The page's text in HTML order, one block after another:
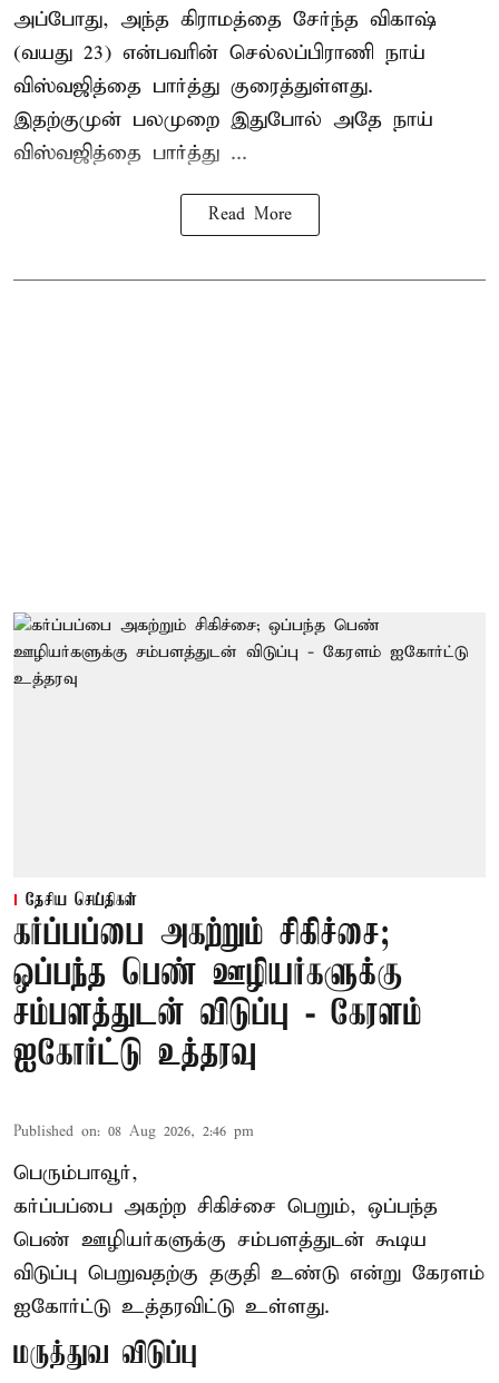
அப்போது, அந்த கிராமத்தை சேர்ந்த விகாஷ்
(வயது 23) என்பவரின் செல்லப்பிராணி நாய்
விஸ்வஜித்தை பார்த்து குரைத்துள்ளது.
இதற்குமுன் பலமுறை இதுபோல் அதே நாய்
விஸ்வஜித்தை பார்த்து ...
Read More
தேசிய செய்திகள்
கர்ப்பப்பை அகற்றும் சிகிச்சை;
ஒப்பந்த பெண் ஊழியர்களுக்கு
சம்பளத்துடன் விடுப்பு - கேரளம்
ஐகோர்ட்டு உத்தரவு
Published on: 08 Aug 2026, 2:46 pm
பெரும்பாவூர்,
கர்ப்பப்பை அகற்ற சிகிச்சை பெறும், ஒப்பந்த
பெண் ஊழியர்களுக்கு சம்பளத்துடன் கூடிய
விடுப்பு பெறுவதற்கு தகுதி உண்டு என்று கேரளம்
ஐகோர்ட்டு உத்தரவிட்டு உள்ளது.
மருத்துவ விடுப்பு